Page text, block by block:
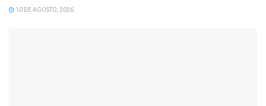
10 DE AGOSTO, 2026